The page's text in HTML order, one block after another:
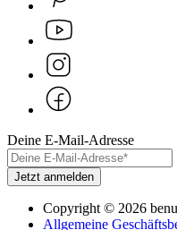
Deine E-Mail-Adresse
Jetzt anmelden
Copyright© 2026
Allgemeine